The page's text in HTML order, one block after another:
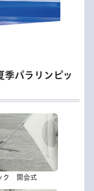
季パラリンピッ
ク 開会式